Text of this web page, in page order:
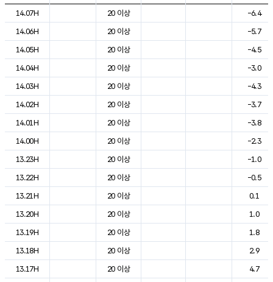
도시별 기상실황표로 지점, 날씨, 기온, 강수, 바람, 기압등을 안내한 표입
14.07H
20 이상
-6.4
14.06H
20 이상
-5.7
14.05H
20 이상
-4.5
14.04H
20 이상
-3.0
14.03H
20 이상
-4.3
14.02H
20 이상
-3.7
14.01H
20 이상
-3.8
14.00H
20 이상
-2.3
13.23H
20 이상
-1.0
13.22H
20 이상
-0.5
13.21H
20 이상
0.1
13.20H
20 이상
1.0
13.19H
20 이상
1.8
13.18H
20 이상
2.9
13.17H
20 이상
4.7